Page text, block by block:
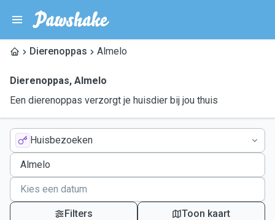
Dierenoppas Almelo
Dierenoppas, Almelo
Een dierenoppas verzorgt je huisdier bij jou thuis
Huisbezoeken
Filters Toon kaart